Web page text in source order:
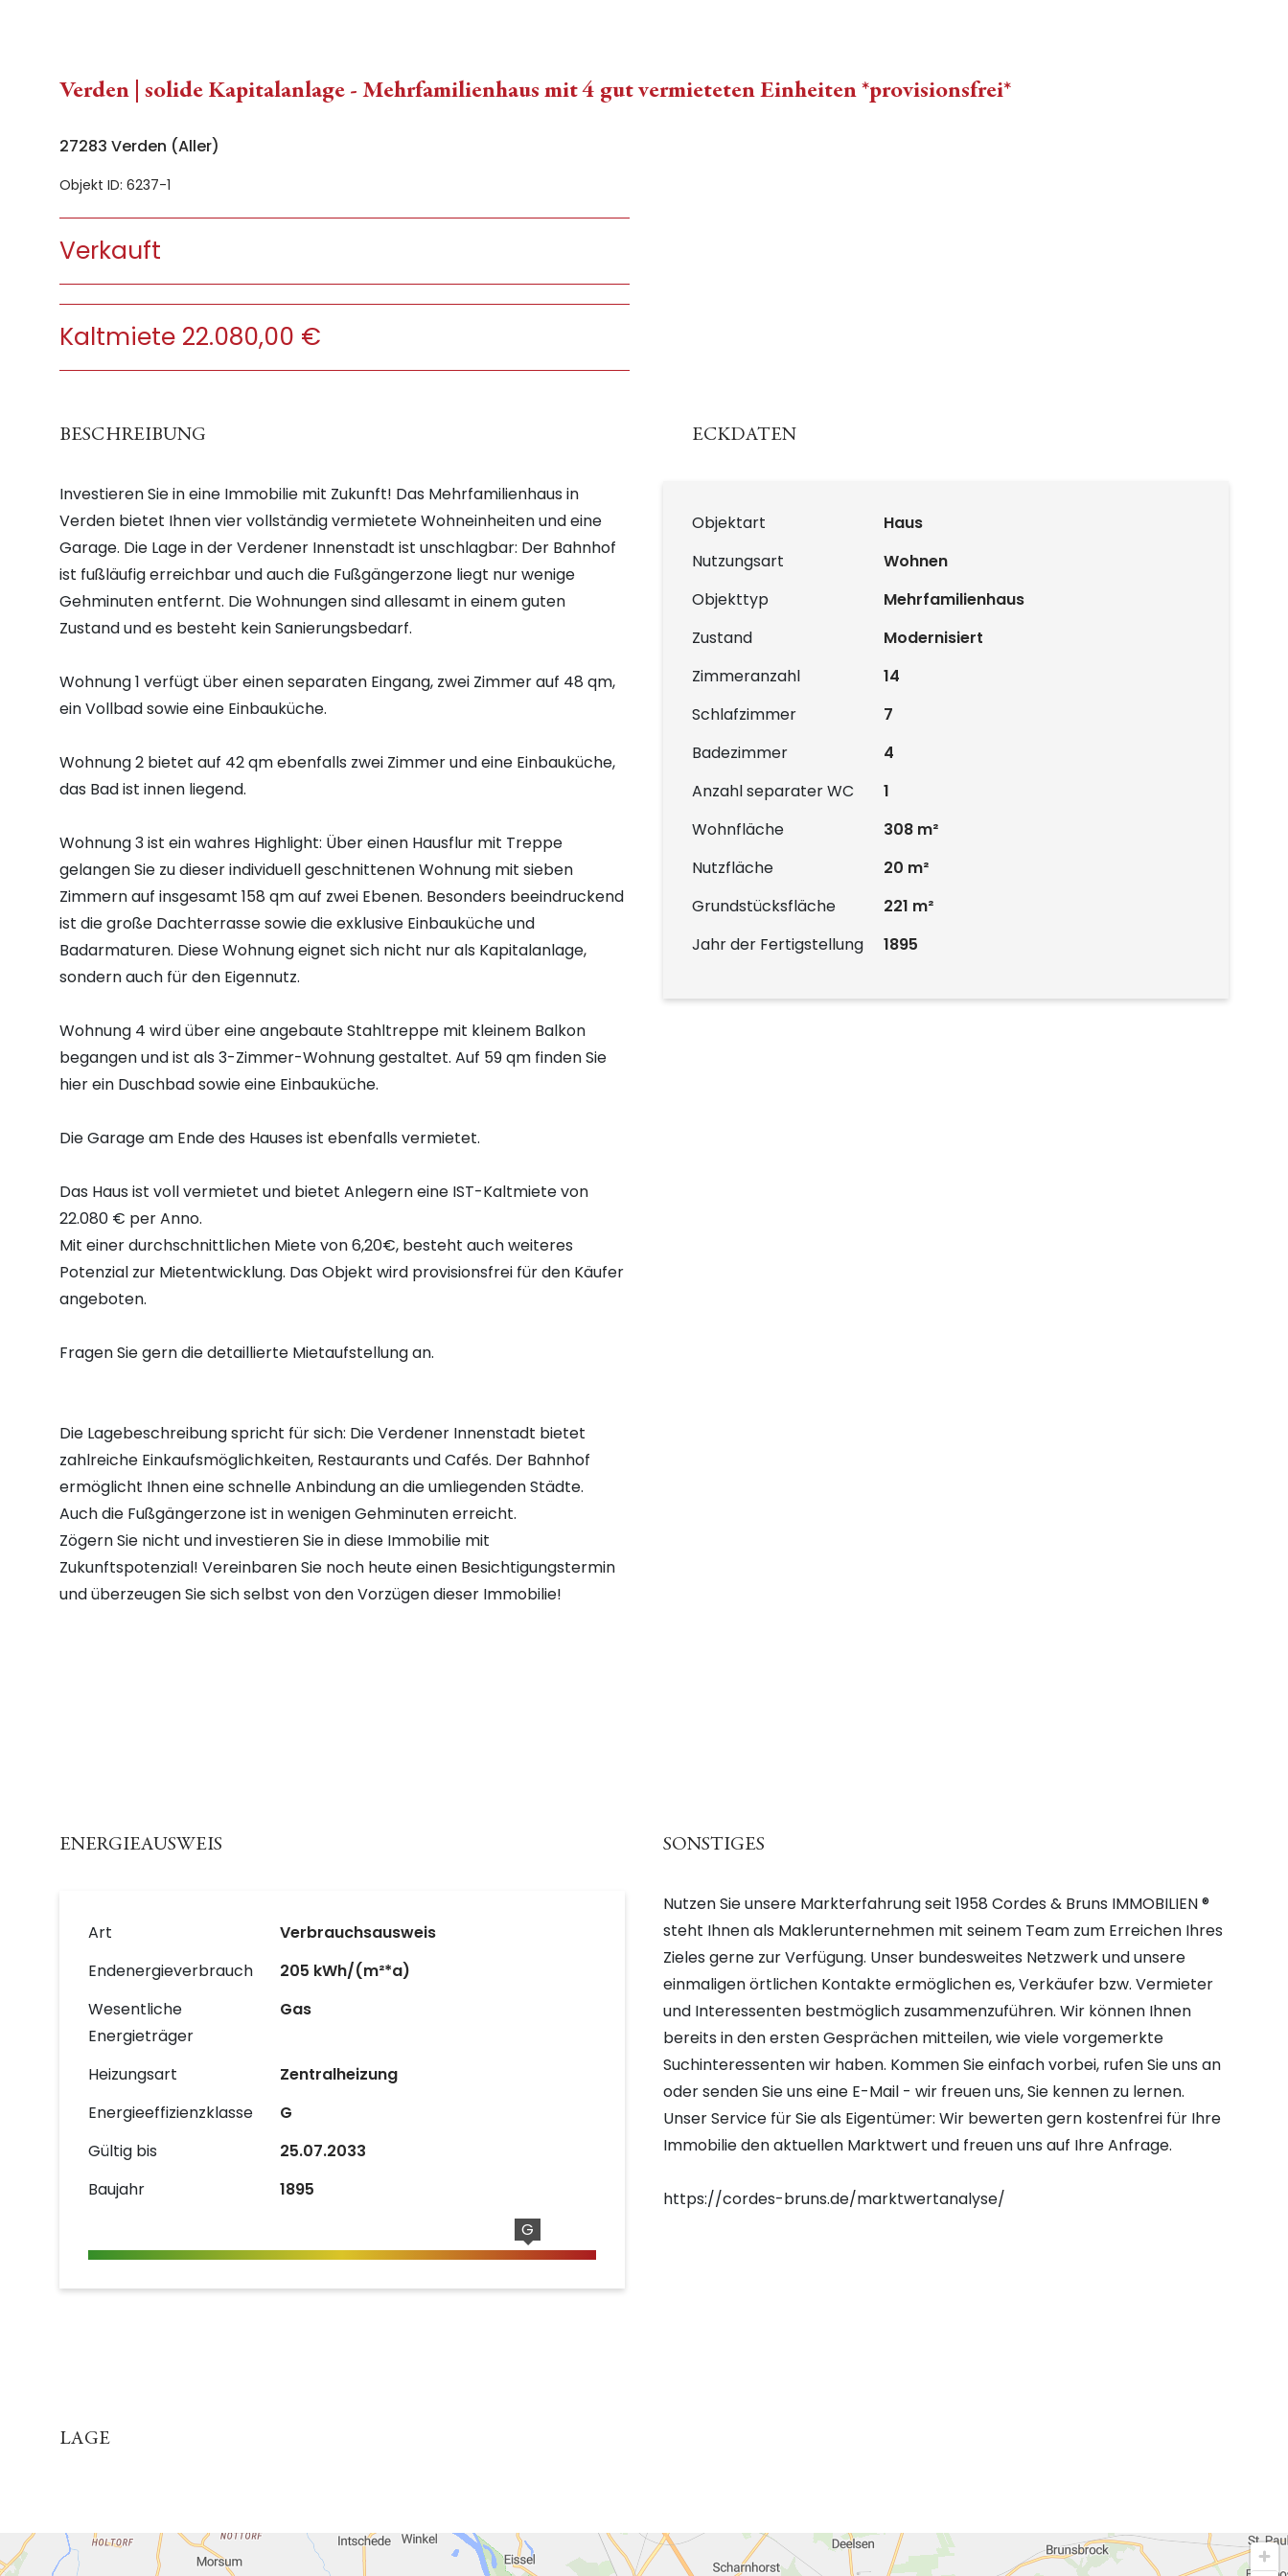
Verden | solide Kapitalanlage - Mehrfamilienhaus mit 4 gut vermieteten Einheiten *provisionsfrei*
27283 Verden (Aller)
Objekt ID: 6237-1
Verkauft
Kaltmiete 22.080,00 €
BESCHREIBUNG
Investieren Sie in eine Immobilie mit Zukunft! Das Mehrfamilienhaus in
Verden bietet Ihnen vier vollständig vermietete Wohneinheiten und eine
Garage. Die Lage in der Verdener Innenstadt ist unschlagbar: Der Bahnhof
ist fußläufig erreichbar und auch die Fußgängerzone liegt nur wenige
Gehminuten entfernt. Die Wohnungen sind allesamt in einem guten
Zustand und es besteht kein Sanierungsbedarf.
Wohnung 1 verfügt über einen separaten Eingang, zwei Zimmer auf 48 qm,
ein Vollbad sowie eine Einbauküche.
Wohnung 2 bietet auf 42 qm ebenfalls zwei Zimmer und eine Einbauküche,
das Bad ist innen liegend.
Wohnung 3 ist ein wahres Highlight: Über einen Hausflur mit Treppe
gelangen Sie zu dieser individuell geschnittenen Wohnung mit sieben
Zimmern auf insgesamt 158 qm auf zwei Ebenen. Besonders beeindruckend
ist die große Dachterrasse sowie die exklusive Einbauküche und
Badarmaturen. Diese Wohnung eignet sich nicht nur als Kapitalanlage,
sondern auch für den Eigennutz.
Wohnung 4 wird über eine angebaute Stahltreppe mit kleinem Balkon
begangen und ist als 3-Zimmer-Wohnung gestaltet. Auf 59 qm finden Sie
hier ein Duschbad sowie eine Einbauküche.
Die Garage am Ende des Hauses ist ebenfalls vermietet.
Das Haus ist voll vermietet und bietet Anlegern eine IST-Kaltmiete von
22.080 € per Anno.
Mit einer durchschnittlichen Miete von 6,20€, besteht auch weiteres
Potenzial zur Mietentwicklung. Das Objekt wird provisionsfrei für den Käufer
angeboten.
Fragen Sie gern die detaillierte Mietaufstellung an.
Die Lagebeschreibung spricht für sich: Die Verdener Innenstadt bietet
zahlreiche Einkaufsmöglichkeiten, Restaurants und Cafés. Der Bahnhof
ermöglicht Ihnen eine schnelle Anbindung an die umliegenden Städte.
Auch die Fußgängerzone ist in wenigen Gehminuten erreicht.
Zögern Sie nicht und investieren Sie in diese Immobilie mit
Zukunftspotenzial! Vereinbaren Sie noch heute einen Besichtigungstermin
und überzeugen Sie sich selbst von den Vorzügen dieser Immobilie!
ECKDATEN
Objektart
Haus
Nutzungsart
Wohnen
Objekttyp
Mehrfamilienhaus
Zustand
Modernisiert
Zimmeranzahl
14
Schlafzimmer
7
Badezimmer
4
Anzahl separater WC
1
Wohnfläche
308 m²
Nutzfläche
20 m²
Grundstücksfläche
221 m²
Jahr der Fertigstellung
1895
ENERGIEAUSWEIS
Art
Verbrauchsausweis
Endenergieverbrauch
205 kWh/(m²*a)
Wesentliche
Energieträger
Gas
Heizungsart
Zentralheizung
Energieeffizienzklasse
G
Gültig bis
25.07.2033
Baujahr
1895
G
SONSTIGES
Nutzen Sie unsere Markterfahrung seit 1958 Cordes & Bruns IMMOBILIEN ®
steht Ihnen als Maklerunternehmen mit seinem Team zum Erreichen Ihres
Zieles gerne zur Verfügung. Unser bundesweites Netzwerk und unsere
einmaligen örtlichen Kontakte ermöglichen es, Verkäufer bzw. Vermieter
und Interessenten bestmöglich zusammenzuführen. Wir können Ihnen
bereits in den ersten Gesprächen mitteilen, wie viele vorgemerkte
Suchinteressenten wir haben. Kommen Sie einfach vorbei, rufen Sie uns an
oder senden Sie uns eine E-Mail - wir freuen uns, Sie kennen zu lernen.
Unser Service für Sie als Eigentümer: Wir bewerten gern kostenfrei für Ihre
Immobilie den aktuellen Marktwert und freuen uns auf Ihre Anfrage.
https://cordes-bruns.de/marktwertanalyse/
LAGE